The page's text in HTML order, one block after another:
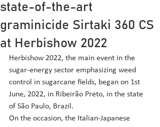
state-of-the-art
graminicide Sirtaki 360 CS
at Herbishow 2022
Herbishow 2022, the main event in the
sugar-energy sector emphasizing weed
control in sugarcane fields, began on 1st
June, 2022, in Ribeirão Preto, in the state
of São Paulo, Brazil.
On the occasion, the Italian-Japanese